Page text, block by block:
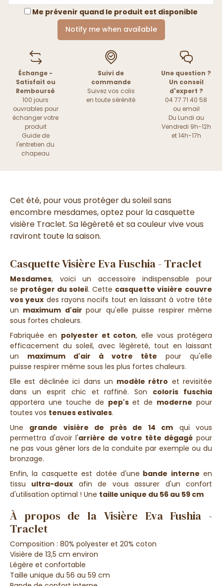
Me prévenir quand le produit est disponible
Notify me when available
Échange -
Satisfait ou
Remboursé
100 jours
ouvrables pour
échanger votre
produit
Guide de
l'entretien du
chapeau
Suivi de
commande
Suivez vos colis
en toute sérénité
Une question ?
Un conseil
d'expert ?
04 77 71 40 58
ou email
Du Lundi au
Vendredi 9h-12h
et 14h-17h
Cet été, pour vous protéger du soleil sans
encombre mesdames, optez pour la casquette
visière Traclet. Sa légèreté et sa couleur vive vous
raviront toute la saison.
Casquette Visière Eva Fuschia - Traclet
Mesdames, voici un accessoire indispensable pour
se protéger du soleil. Cette casquette visière couvre
vos yeux des rayons nocifs tout en laissant à votre tête
un maximum d'air pour qu'ellepuisse respirermême
sous fortes chaleurs.
Fabriquée en polyester et coton, elle vousprotégera
efficacement du soleil, avec légèreté, tout en laissant
un maximum d'air à votre tête pour qu'elle
puisse respirer même sous les plus fortes chaleurs.
Elle est déclinée ici dans un modèle rétro et revisitée
dans un esprit chic et raffiné. Son coloris fuschia
apportera une touche de pep'set de moderne pour
toutes vos tenues estivales.
Une grande visière de près de 14 cm
qui vous
permettra d'avoirl'arrière de votre tête dégagé pour
ne pas vous gêner lors de la conduite par exemple ou du
bronzage.
Enfin, la casquette est dotée d'une bande interne en
tissu ultra-doux afin de vous assurer d'unconfort
d'utilisation optimal ! Une taille unique du 56 au 59 cm
À propos de la Visière Eva Fushia -
Traclet
Composition : 80% polyester et 20% coton
Visière de 13,5 cm environ
Légère et confortable
Taille unique du 56 au 59 cm